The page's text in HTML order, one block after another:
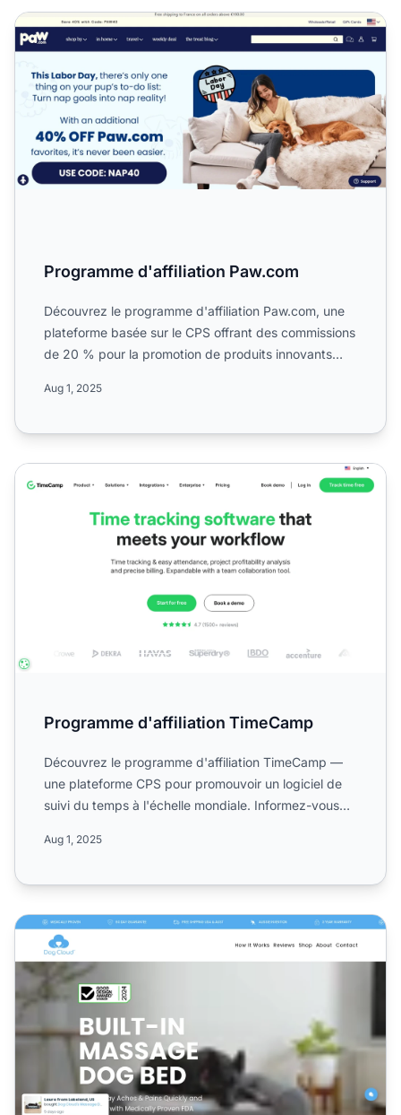
Programme d'affiliation Paw.com
Programme d'affiliation Paw.com
Découvrez le programme d'affiliation Paw.com, une
plateforme basée sur le CPS offrant des commissions
de 20 % pour la promotion de produits innovants
Aug 1, 2025
Programme d'affiliation TimeCamp
Programme d'affiliation TimeCamp
Découvrez le programme d'affiliation TimeCamp —
une plateforme CPS pour promouvoir un logiciel de
suivi du temps à l'échelle mondiale. Informez-vous
Aug 1, 2025
Programme d'affiliation Dog Cloud